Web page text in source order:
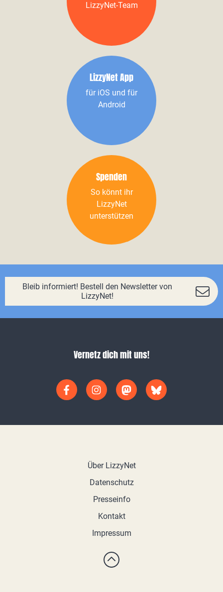
LizzyNet-Team
LizzyNet App
für iOS und für
Android
Spenden
So könnt ihr
LizzyNet
unterstützen
Bleib informiert! Bestell den Newsletter von
LizzyNet!
Vernetz dich mit uns!
Über LizzyNet
Datenschutz
Presseinfo
Kontakt
Impressum